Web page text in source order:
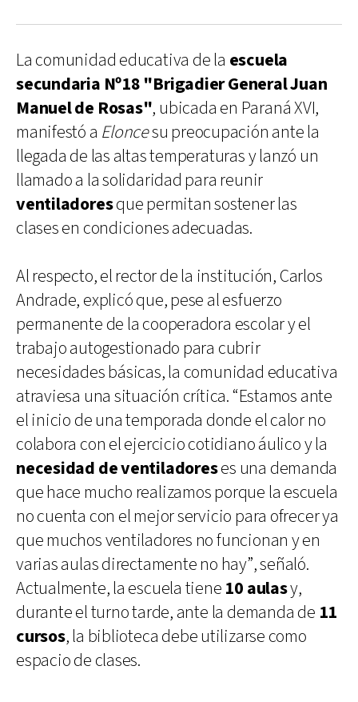
La comunidad educativa de la escuela
secundaria Nº18 "Brigadier General Juan
Manuel de Rosas", ubicada en Paraná XVI,
manifestó a Eloncesu preocupación ante la
llegada de las altas temperaturas y lanzó un
llamado a la solidaridad para reunir
ventiladoresque permitan sostener las
clases en condiciones adecuadas.
Al respecto, el rector de la institución, Carlos
Andrade, explicó que, pese al esfuerzo
permanente de la cooperadora escolar y el
trabajo autogestionado para cubrir
necesidades básicas, la comunidad educativa
atraviesa una situación crítica. “Estamos ante
el inicio de una temporada donde el calor no
colabora con el ejercicio cotidiano áulico y la
necesidad de ventiladoreses una demanda
que hace mucho realizamos porque la escuela
no cuenta con el mejor servicio para ofrecer ya
que muchos ventiladores no funcionan y en
varias aulas directamente no hay”, señaló.
Actualmente, la escuela tiene 10 aulasy,
durante el turno tarde, ante la demanda de 11
cursos, la biblioteca debe utilizarse como
espacio de clases.